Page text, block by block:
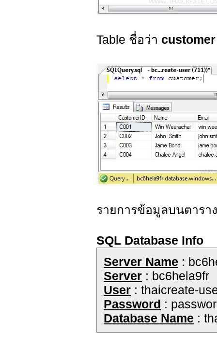
Table ชื่อว่า customer
รายการข้อมูลบนตารา
SQL Database Info
Server Name :
Server : bc6hela9fr
User : thaicreate-
Password :
Database Name :